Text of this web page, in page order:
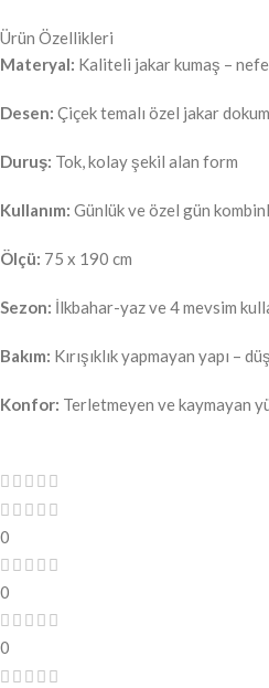
Ürün Özellikleri
Materyal: Kaliteli jakar kumaş –
Desen: Çiçek temalı özel jakar
Duruş: Tok, kolay şekil alan form
Kullanım: Günlük ve özel gün
Ölçü: 75 x 190 cm
Sezon: İlkbahar-yaz ve 4 mevsim
Bakım: Kırışıklık yapmayan yapı –
Konfor: Terletmeyen ve kaymayan
0
0
0